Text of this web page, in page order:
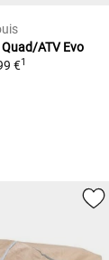
ATV Evo
€1